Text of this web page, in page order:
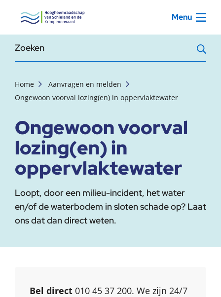
, startpagina Menu
Zoekterm
Home
Aanvragen en melden
Ongewoon voorval lozing(en) in oppervlaktewater
Ongewoon voorval
lozing(en) in
oppervlaktewater
Loopt, door een milieu-incident, het water
en/of de waterbodem in sloten schade op? Laat
ons dat dan direct weten.
Bel direct 010 45 37 200. We zijn 24/7